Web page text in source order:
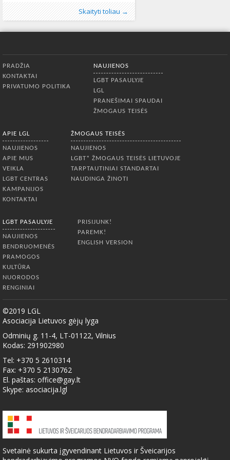
Azerbaidžano LGBT* aljansas „Nefes“
ir organizacija „Free LGBT“ vykdys
socialinę kampaniją „Konkuruoti už
lygybę“ (angl. „Compete for Equality“).
olimpinį komitetą, LGBTI organizacijas
ILGA–World ir ILGA–Europe, Europos
Tarybos
Skaityti toliau →
Publikavo:Aliona, LGL
Kategorijos:LGBT pasaulyje,Naujienos248
Žymos:Europos Parlamentas,Europos
Taryba,Europos žaidynės,homofobijos
nusikaltimai,nediskriminavimas,socialinė
laisvė1291
PRADŽIA
KONTAKTAI
PRIVATUMO POLITIKA
NAUJIENOS
LGBT PASAULYJE
LGL
PRANEŠIMAI SPAUDAI
ŽMOGAUS TEISĖS
APIE LGL
NAUJIENOS
APIE MUS
VEIKLA
LGBT CENTRAS
KAMPANIJOS
KONTAKTAI
ŽMOGAUS TEISĖS
NAUJIENOS
LGBT* ŽMOGAUS TEISĖS LIETUVOJE
TARPTAUTINIAI STANDARTAI
NAUDINGA ŽINOTI
LGBT PASAULYJE
NAUJIENOS
BENDRUOMENĖS
PRAMOGOS
KULTŪRA
NUORODOS
RENGINIAI
PRISIJUNK!
PAREMK!
ENGLISH VERSION
©2019 LGL
Asociacija Lietuvos gėjų lyga
Odminių g. 11-4, LT-01122, Vilnius
Kodas: 291902980
Tel: +370 5 2610314
Fax: +370 5 2130762
El. paštas: office@gay.lt
Skype: asociacija.lgl
Svetainė sukurta įgyvendinant Lietuvos ir Šveicarijos